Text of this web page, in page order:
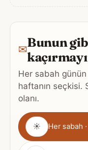
✉Bunun
Her sabah
haftanın seçkisi.
olanı.
Gönderim
sıklığı
☀ Her sabah